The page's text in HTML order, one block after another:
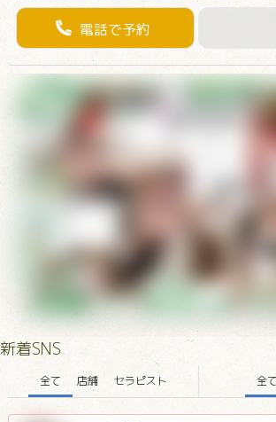
電話で予約
新着SNS
全て 店舗 セラピスト 全て